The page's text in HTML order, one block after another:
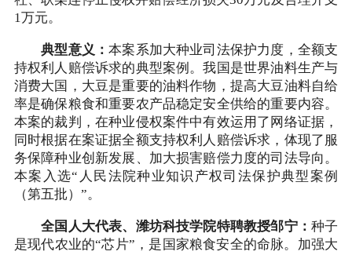
1万元。
典型意义：本案系加大种业司法保护力度，全额支
持权利人赔偿诉求的典型案例。我国是世界油料生产与
消费大国，大豆是重要的油料作物，提高大豆油料自给
率是确保粮食和重要农产品稳定安全供给的重要内容。
本案的裁判，在种业侵权案件中有效运用了网络证据，
同时根据在案证据全额支持权利人赔偿诉求，体现了服
务保障种业创新发展、加大损害赔偿力度的司法导向。
本案入选“人民法院种业知识产权司法保护典型案例
（第五批）”。
全国人大代表、潍坊科技学院特聘教授邹宁： 种子
是现代农业的“芯片”，是国家粮食安全的命脉。加强大